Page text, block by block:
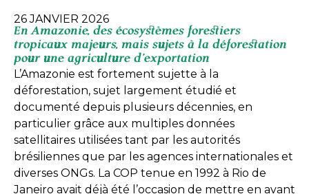
26 JANVIER 2026
En Amazonie, des écosystèmes forestiers
tropicaux majeurs, mais sujets à la déforestation
pour une agriculture d’exportation
L’Amazonie est fortement sujette à la
déforestation, sujet largement étudié et
documenté depuis plusieurs décennies, en
particulier grâce aux multiples données
satellitaires utilisées tant par les autorités
brésiliennes que par les agences internationales et
diverses ONGs. La COP tenue en 1992 à Rio de
Janeiro avait déjà été l’occasion de mettre en avant